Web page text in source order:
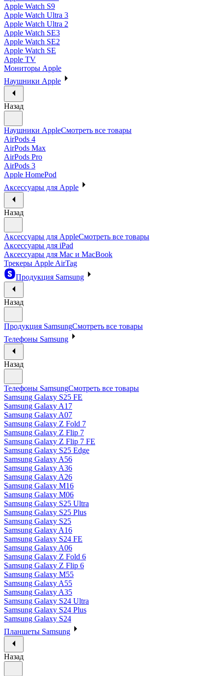
Apple Watch S9
Apple Watch Ultra 3
Apple Watch Ultra 2
Apple Watch SE3
Apple Watch SE2
Apple Watch SE
Apple TV
Мониторы Apple
Наушники Apple
Назад
Наушники AppleСмотреть все товары
AirPods 4
AirPods Max
AirPods Pro
AirPods 3
Apple HomePod
Аксессуары для Apple
Назад
Аксессуары для AppleСмотреть все товары
Аксессуары для iPad
Аксессуары для Mac и MacBook
Трекеры Apple AirTag
Продукция Samsung
Назад
Продукция SamsungСмотреть все товары
Телефоны Samsung
Назад
Телефоны SamsungСмотреть все товары
Samsung Galaxy S25 FE
Samsung Galaxy A17
Samsung Galaxy A07
Samsung Galaxy Z Fold 7
Samsung Galaxy Z Flip 7
Samsung Galaxy Z Flip 7 FE
Samsung Galaxy S25 Edge
Samsung Galaxy A56
Samsung Galaxy A36
Samsung Galaxy A26
Samsung Galaxy M16
Samsung Galaxy M06
Samsung Galaxy S25 Ultra
Samsung Galaxy S25 Plus
Samsung Galaxy S25
Samsung Galaxy A16
Samsung Galaxy S24 FE
Samsung Galaxy A06
Samsung Galaxy Z Fold 6
Samsung Galaxy Z Flip 6
Samsung Galaxy M55
Samsung Galaxy A55
Samsung Galaxy A35
Samsung Galaxy S24 Ultra
Samsung Galaxy S24 Plus
Samsung Galaxy S24
Планшеты Samsung
Назад